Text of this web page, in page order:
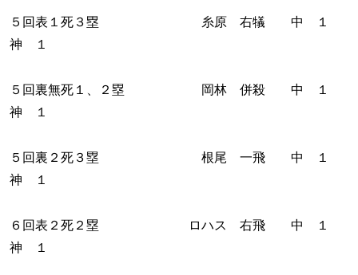
５回表１死３塁 糸原 右犠 中 １
神 １
５回裏無死１、２塁 岡林 併殺 中 １
神 １
５回裏２死３塁 根尾 一飛 中 １
神 １
６回表２死２塁 ロハス 右飛 中 １
神 １